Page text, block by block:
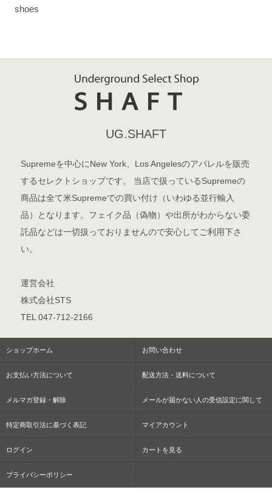
shoes
UG.SHAFT
Supremeを中心にNew York、Los Angelesのアパレルを販売
するセレクトショップです。 当店で扱っているSupremeの
商品は全て米Supremeでの買い付け（いわゆる並行輸入
品）となります。フェイク品（偽物）や出所がわからない委
託品などは一切扱っておりませんので安心してご利用下さ
い。
運営会社
株式会社STS
TEL 047-712-2166
ショップホーム お問い合わせ
お支払い方法について 配送方法・送料について
メルマガ登録・解除 メールが届かない人の受信設定に関して
特定商取引法に基づく表記 マイアカウント
ログイン カートを見る
プライバシーポリシー